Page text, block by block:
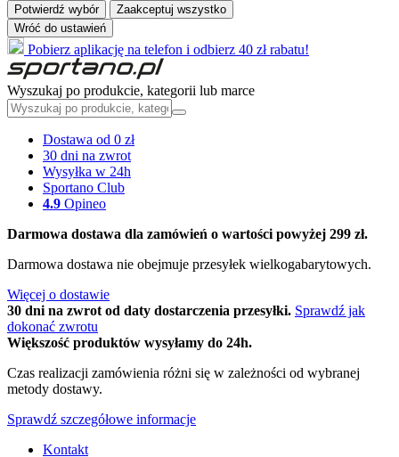
Potwierdź wybór
Zaakceptuj wszystko
Wróć do ustawień
Pobierz aplikację na telefon i odbierz 40 zł rabatu!
Wyszukaj po produkcie, kategorii lub marce
Dostawa od 0 zł
30 dni na zwrot
Wysyłka w 24h
Sportano Club
4.9 Opineo
Darmowa dostawa dla zamówień o wartości powyżej 299 zł.
Darmowa dostawa nie obejmuje przesyłek wielkogabarytowych.
Więcej o dostawie
30 dni na zwrot od daty dostarczenia przesyłki. Sprawdź jak
dokonać zwrotu
Większość produktów wysyłamy do 24h.
Czas realizacji zamówienia różni się w zależności od wybranej
metody dostawy.
Sprawdź szczegółowe informacje
Kontakt